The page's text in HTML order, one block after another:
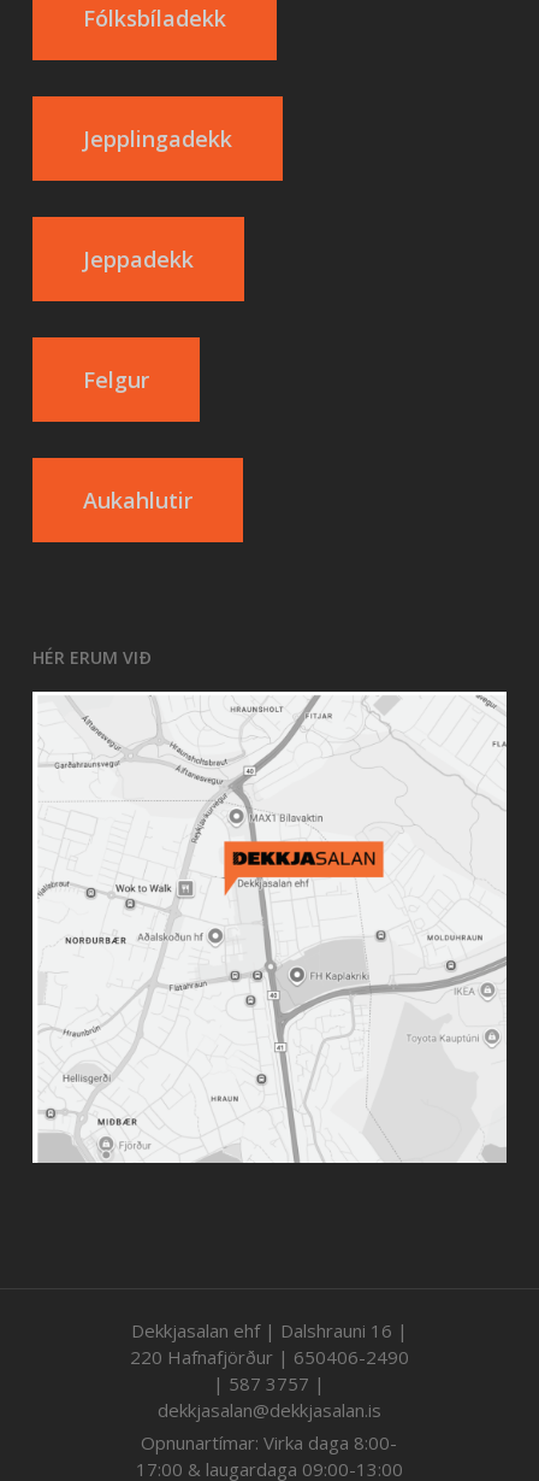
Fólksbíladekk
Jepplingadekk
Jeppadekk
Felgur
Aukahlutir
HÉR ERUM VIÐ
Dekkjasalan ehf | Dalshrauni 16 |
220 Hafnafjörður | 650406-2490
| 587 3757 |
dekkjasalan@dekkjasalan.is
Opnunartímar: Virka daga 8:00-
17:00 & laugardaga 09:00-13:00